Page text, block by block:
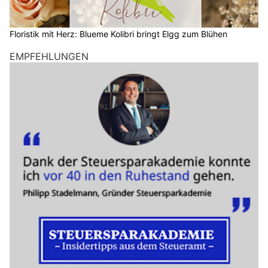
Floristik mit Herz: Blueme Kolibri bringt Elgg zum Blühen
EMPFEHLUNGEN